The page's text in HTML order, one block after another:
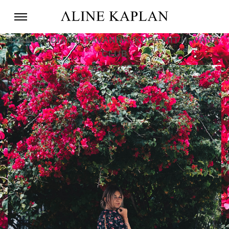
[TRAVEL DIARY] HAVANNA, KUBA MIT HAVANA
CLUB